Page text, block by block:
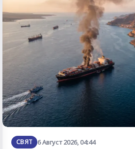
СВЯТ 6 Август 2026, 04:44